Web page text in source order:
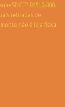
SP. CEP 01510-000.
retiradas de
não é loja física.